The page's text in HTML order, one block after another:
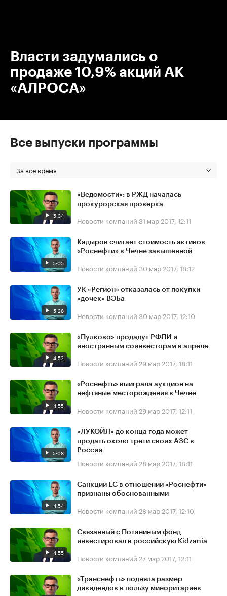
Власти задумались о
продаже 10,9% акций АК
«АЛРОСА»
Все выпуски программы
За все время
5:34
«Ведомости»: в РЖД началась
прокурорская проверка
Новости компаний 31 мар 2017, 12:11
5:05
Кадыров считает стоимость активов
«Роснефти» в Чечне завышенной
Новости компаний 30 мар 2017, 18:12
5:28
УК «Регион» отказалась от покупки
«дочек» ВЭБа
Новости компаний 30 мар 2017, 12:10
4:52
«Пулково» продадут РФПИ и
иностранным соинвесторам в апреле
Новости компаний 29 мар 2017, 18:11
4:55
«Роснефть» выиграла аукцион на
нефтяные месторождения в Чечне
Новости компаний 29 мар 2017, 12:11
5:08
«ЛУКОЙЛ» до конца года может
продать около трети своих АЗС в
России
Новости компаний 28 мар 2017, 18:11
4:54
Санкции ЕС в отношении «Роснефти»
признаны обоснованными
Новости компаний 28 мар 2017, 12:10
4:55
Связанный с Потаниным фонд
инвестировал в российскую Kidzania
Новости компаний 27 мар 2017, 12:11
«Транснефть» подняла размер
дивидендов в пользу миноритариев